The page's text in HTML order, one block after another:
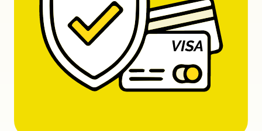
Choisir le bon matériel, c’est s’assurer que chaque rayon de
soleil capté se transforme effectivement en économies sur
votre facture, tout en protégeant l’intégrité de votre tableau
électrique et de vos appareils sensibles.
Comment choisir l’onduleur
solaire adapté à ma maison ?
dépend avant tout de la configuration de votre toiture et de